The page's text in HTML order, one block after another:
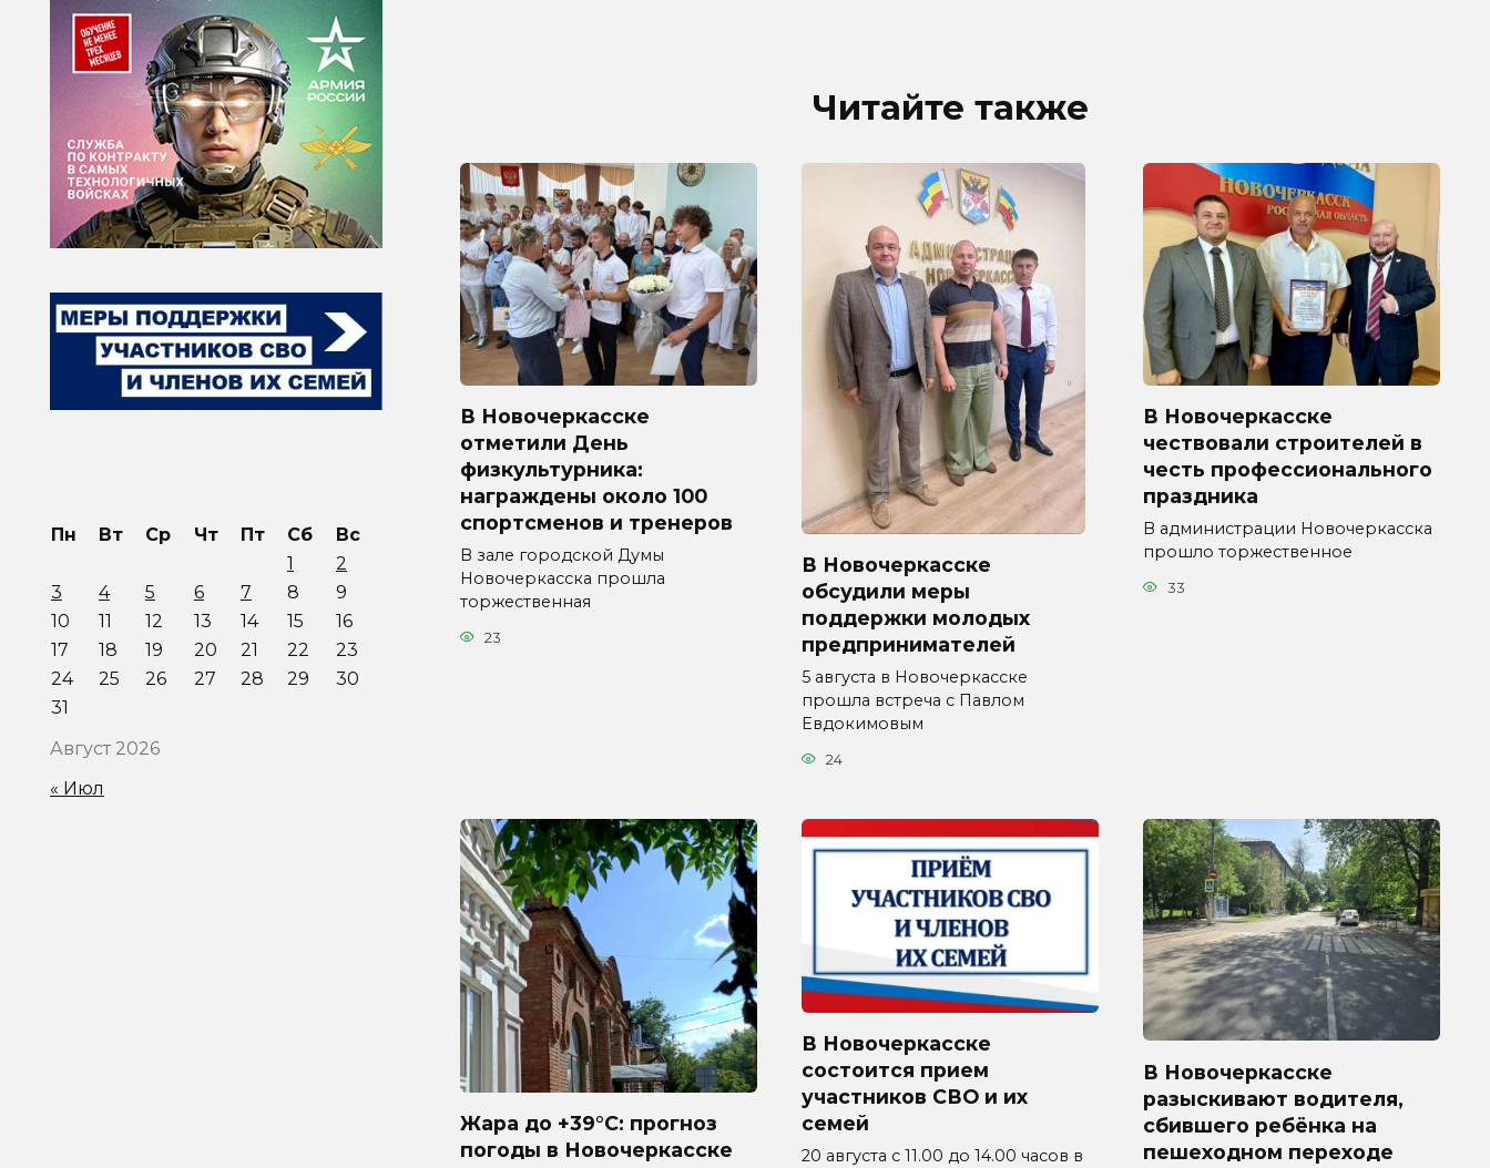
Читайте также
В Новочеркасске
отметили День
физкультурника:
награждены около 100
спортсменов и тренеров
В зале городской Думы
Новочеркасска прошла
торжественная
23
В Новочеркасске
обсудили меры
поддержки молодых
предпринимателей
5 августа в Новочеркасске
прошла встреча с Павлом
Евдокимовым
24
В Новочеркасске
чествовали строителей в
честь профессионального
праздника
В администрации Новочеркасска
прошло торжественное
33
Жара до +39°C: прогноз
погоды в Новочеркасске
В Новочеркасске
состоится прием
участников СВО и их
семей
20 августа с 11.00 до 14.00 часов в
В Новочеркасске
разыскивают водителя,
сбившего ребёнка на
пешеходном переходе
Август 2026
Пн Вт Ср Чт Пт Сб
Вс
1
2
3
4 5 6 7 8
9
10
11 12 13 14 15
16
17
18 19 20 21 22
23
24
25 26 27 28 29
30
31
« Июл